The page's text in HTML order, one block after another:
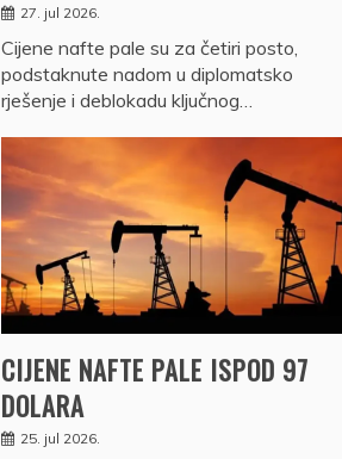
27. jul 2026.
Cijene nafte pale su za četiri posto,
podstaknute nadom u diplomatsko
rješenje i deblokadu ključnog…
CIJENE NAFTE PALE ISPOD 97
DOLARA
25. jul 2026.